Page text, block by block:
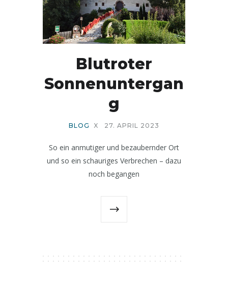
Blutroter
Sonnenuntergan
g
BLOG X 27. APRIL 2023
So ein anmutiger und bezaubernder Ort
und so ein schauriges Verbrechen – dazu
noch begangen